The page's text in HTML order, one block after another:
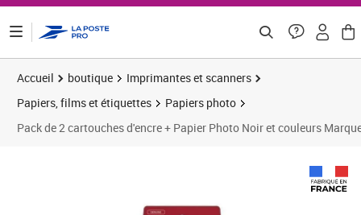
Accueil boutique
Imprimantes et scanners
Papiers, films et étiquettes
Papiers photo
Pack de 2 cartouches d'encre + Papier Photo Noir et couleurs